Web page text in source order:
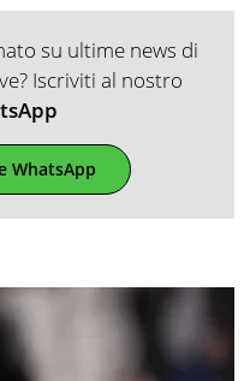
su ultime news di
Iscriviti al nostro
WhatsApp